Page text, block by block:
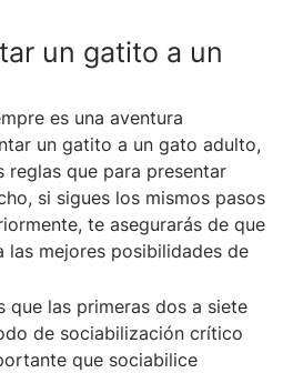
un gatito a un
es una aventura
un gatito a un gato adulto,
reglas que para presentar
si sigues los mismos pasos
te asegurarás de que
mejores posibilidades de
que las primeras dos a siete
de sociabilización crítico
que sociabilice